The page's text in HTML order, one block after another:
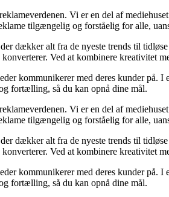
Vi er en del af
tilgængelig og forståelig for alle,
dækker alt fra de nyeste trends til
Ved at kombinere
kommunikerer med deres kunder på.
fortælling, så du kan opnå dine mål.
Vi er en del af
tilgængelig og forståelig for alle,
dækker alt fra de nyeste trends til
Ved at kombinere
kommunikerer med deres kunder på.
fortælling, så du kan opnå dine mål.